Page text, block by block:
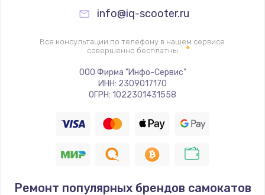
Замена термопредохранителя
700 руб.
Заказать
Замена ТЭНа
2500 руб.
1400 руб.
info@iq-scooter.ru
Все консультации по телефону в нашем сервисе
совершенно бесплатны
ООО Фирма "Инфо-Сервис"
ИНН: 2309017170
ОГРН: 1022301431558
Ремонт популярных брендов самокатов